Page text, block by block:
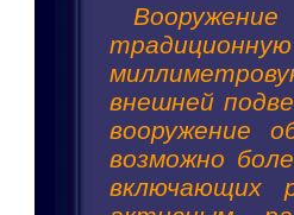
внешней
вооружение
возможно
включающих